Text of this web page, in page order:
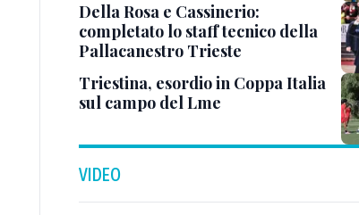
Della Rosa e Cassinerio:
completato lo staff tecnico della
Pallacanestro Trieste
Triestina, esordio in Coppa Italia
sul campo del Lme
VIDEO